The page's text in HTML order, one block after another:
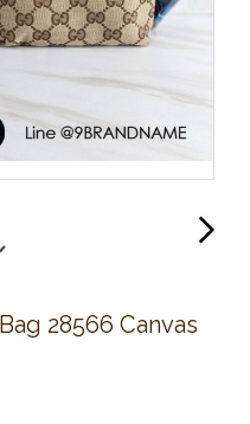
28566 Canvas